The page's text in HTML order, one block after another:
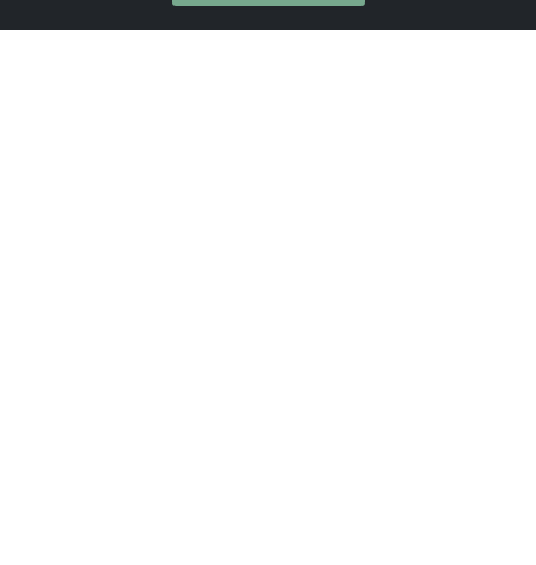
Umzug von Freiburg im Breisgau nach Burkina Faso